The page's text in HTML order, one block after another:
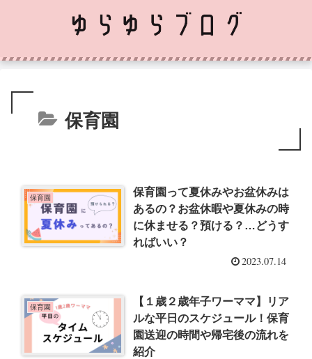
保育園
保育園
保育園って夏休みやお盆休みは
あるの？お盆休暇や夏休みの時
に休ませる？預ける？…どうす
ればいい？
2023.07.14
保育園
【１歳２歳年子ワーママ】リア
ルな平日のスケジュール！保育
園送迎の時間や帰宅後の流れを
紹介